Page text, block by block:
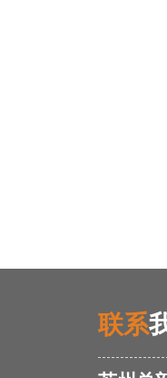
联系